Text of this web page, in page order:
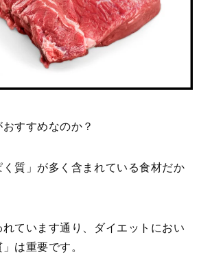
すすめなのか？
く質」が多く含まれている食材だか
ています通り、ダイエットにおい
は重要です。